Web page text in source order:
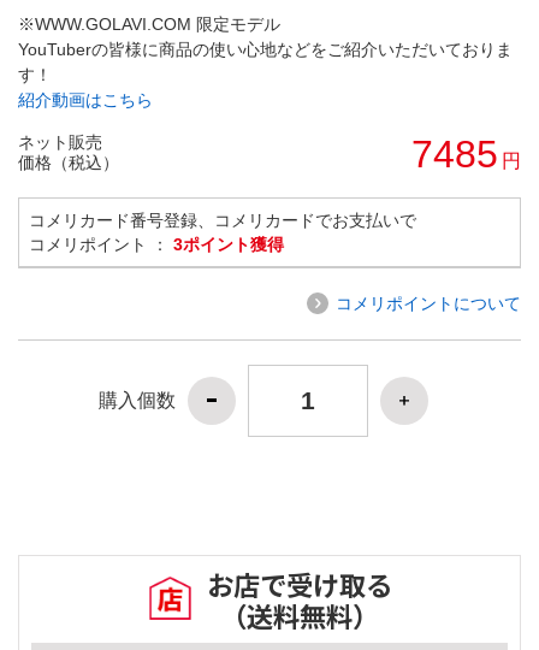
※WWW.GOLAVI.COM 限定モデル
YouTuberの皆様に商品の使い心地などをご紹介いただいておりま
す！
紹介動画はこちら
ネット販売
価格（税込）
7485 円
コメリカード番号登録、コメリカードでお支払いで
コメリポイント ： 3ポイント獲得
コメリポイントについて
購入個数
お店で受け取る
（送料無料）